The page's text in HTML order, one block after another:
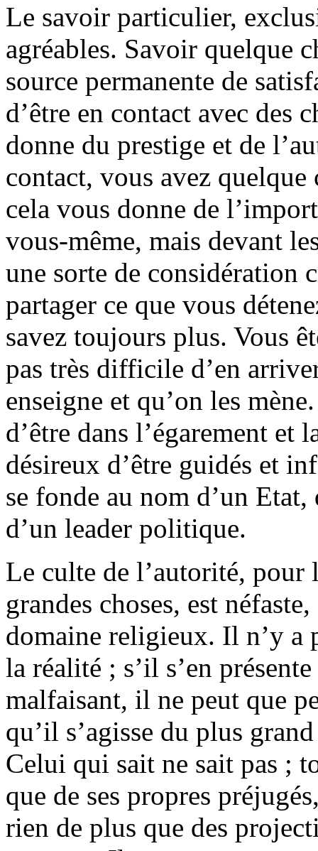
Le savoir particulier,
agréables. Savoir quelque
source permanente de
d’être en contact avec des
donne du prestige et de
contact, vous avez quelque
cela vous donne de
vous-même, mais devant
une sorte de considération
partager ce que vous
savez toujours plus. Vous
pas très difficile d’en
enseigne et qu’on les
d’être dans l’égarement et
désireux d’être guidés et
se fonde au nom d’un
d’un leader politique.
Le culte de l’autorité, pour
grandes choses, est
domaine religieux. Il n’y a
la réalité ; s’il s’en
malfaisant, il ne peut que
qu’il s’agisse du plus
Celui qui sait ne sait pas ;
que de ses propres
rien de plus que des